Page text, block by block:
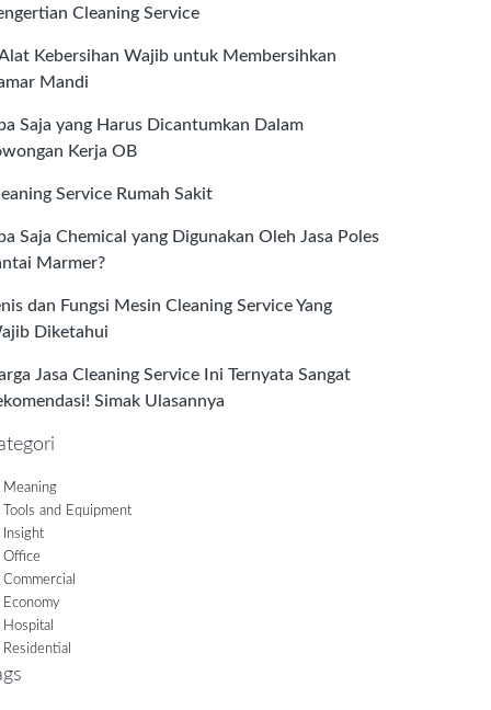
Cleaning Service
Kebersihan Wajib untuk Membersihkan
Mandi
Saja yang Harus Dicantumkan Dalam
Kerja OB
Service Rumah Sakit
Saja Chemical yang Digunakan Oleh Jasa Poles
Marmer?
dan Fungsi Mesin Cleaning Service Yang
Diketahui
Jasa Cleaning Service Ini Ternyata Sangat
Simak Ulasannya
Meaning
Tools and Equipment
Insight
Office
Commercial
Economy
Hospital
Residential